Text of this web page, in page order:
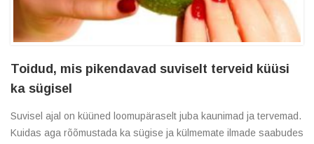
Toidud, mis pikendavad suviselt terveid küüsi
ka sügisel
Suvisel ajal on küüned loomupäraselt juba kaunimad ja tervemad.
Kuidas aga rõõmustada ka sügise ja külmemate ilmade saabudes